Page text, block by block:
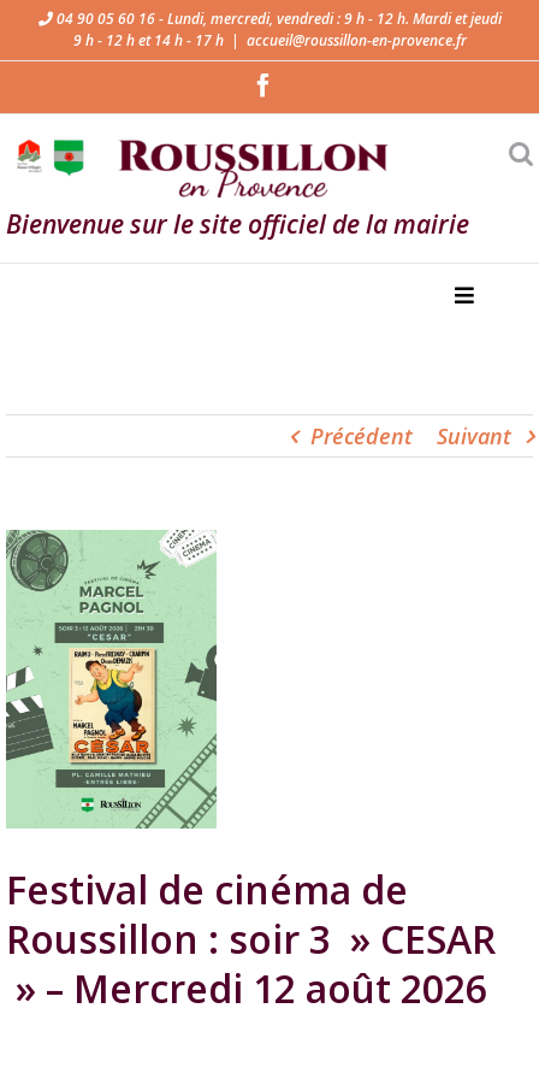
04 90 05 60 16 - Lundi, mercredi, vendredi : 9 h - 12 h. Mardi et jeudi
9 h - 12 h et 14 h - 17 h | accueil@roussillon-en-provence.fr
Bienvenue sur le site officiel de la mairie
Précédent Suivant
Festival de cinéma de
Roussillon : soir 3 » CESAR
» – Mercredi 12 août 2026